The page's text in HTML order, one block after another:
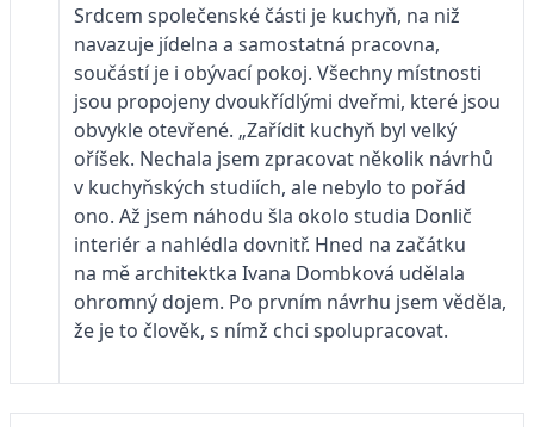
Srdcem společenské části je kuchyň, na niž
navazuje jídelna a samostatná pracovna,
součástí je i obývací pokoj. Všechny místnosti
jsou propojeny dvoukřídlými dveřmi, které jsou
obvykle otevřené. „Zařídit kuchyň byl velký
oříšek. Nechala jsem zpracovat několik návrhů
v kuchyňských studiích, ale nebylo to pořád
ono. Až jsem náhodu šla okolo studia Donlič
interiér a nahlédla dovnitř. Hned na začátku
na mě architektka Ivana Dombková udělala
ohromný dojem. Po prvním návrhu jsem věděla,
že je to člověk, s nímž chci spolupracovat.